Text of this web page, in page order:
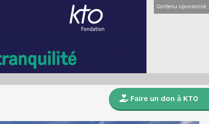
Contenu sponsorisé
Faire un don à KTO